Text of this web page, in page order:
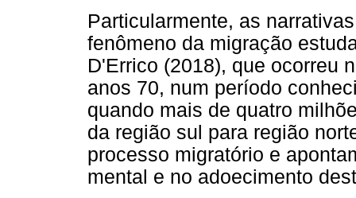
Particularmente, as
fenômeno da migração
D'Errico (2018), que ocorreu
anos 70, num período
quando mais de quatro
da região sul para região
processo migratório e
mental e no adoecimento